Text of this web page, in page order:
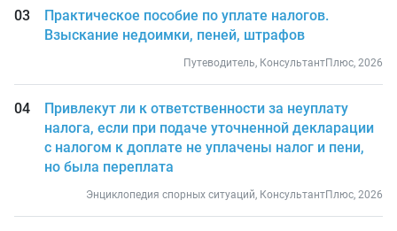
Практическое пособие по уплате налогов.
Взыскание недоимки, пеней, штрафов
Путеводитель, КонсультантПлюс, 2026
Привлекут ли к ответственности за неуплату
налога, если при подаче уточненной декларации
с налогом к доплате не уплачены налог и пени,
но была переплата
Энциклопедия спорных ситуаций, КонсультантПлюс, 2026